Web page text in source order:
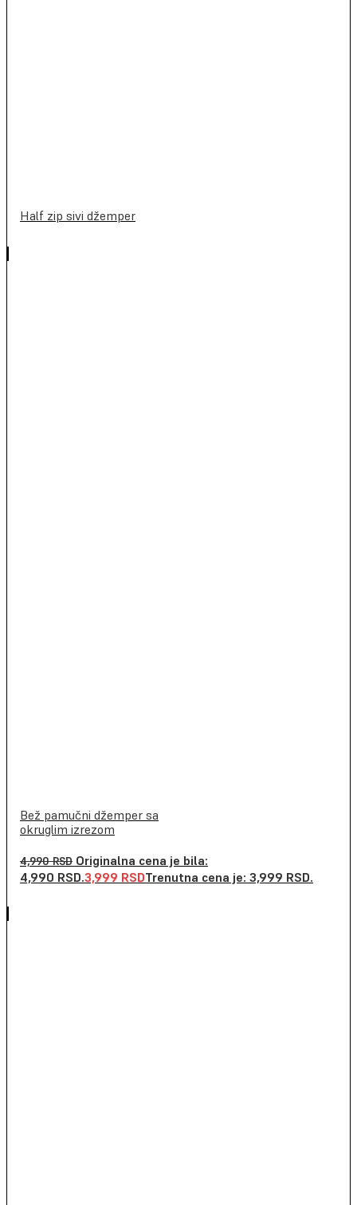
Half zip sivi džemper
Bež pamučni džemper sa
okruglim izrezom
4,990RSD Originalna cena je bila:
4,990 RSD.3,999 RSDTrenutna cena je: 3,999 RSD.